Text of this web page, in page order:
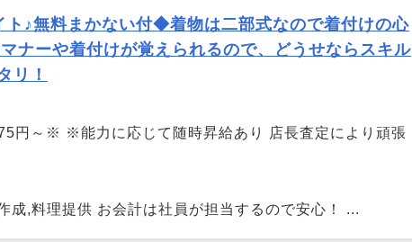
ト♪無料まかない付◆着物は二部式なので着付けの心
ナーや着付けが覚えられるので、どうせならスキル
リ！
円～※ ※能力に応じて随時昇給あり 店長査定により頑張
成,料理提供 お会計は社員が担当するので安心！ ...